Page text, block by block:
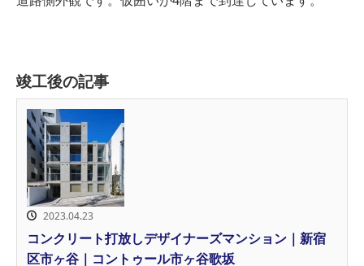
竣工後の記事
2023.04.23
コンクリート打放しデザイナーズマンション｜新宿
区市ヶ谷｜コントゥール市ヶ谷歌坂